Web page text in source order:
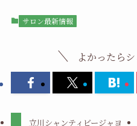
サロン最新情報
よかったら
立川シャンティビージャヨ